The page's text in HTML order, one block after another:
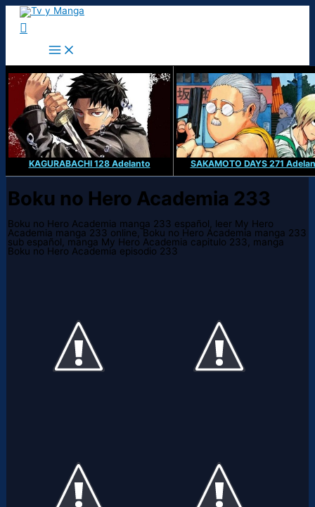
Ir
contenido
Buscar
KAGURABACHI 128 Adelanto SAKAMOTO DAYS 271
Boku no Hero Academia 233
Boku no Hero Academia manga 233 español, leer My Hero
Academia manga 233 online, Boku no Hero Academia manga 233
sub español, manga My Hero Academia capitulo 233, manga
Boku no Hero Academia episodio 233